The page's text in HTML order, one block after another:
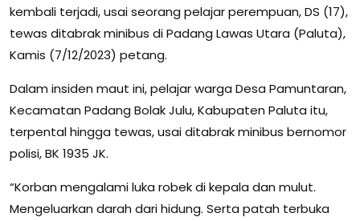
kembali terjadi, usai seorang pelajar perempuan, DS (17),
tewas ditabrak minibus di Padang Lawas Utara (Paluta),
Kamis (7/12/2023) petang.
Dalam insiden maut ini, pelajar warga Desa Pamuntaran,
Kecamatan Padang Bolak Julu, Kabupaten Paluta itu,
terpental hingga tewas, usai ditabrak minibus bernomor
polisi, BK 1935 JK.
“Korban mengalami luka robek di kepala dan mulut.
Mengeluarkan darah dari hidung. Serta patah terbuka